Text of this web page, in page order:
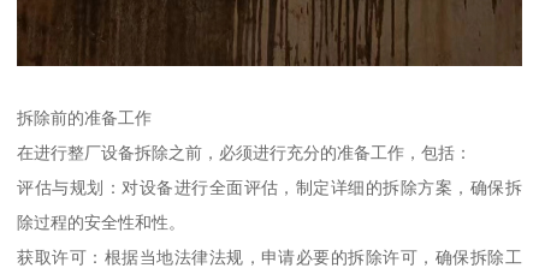
拆除前的准备工作
在进行整厂设备拆除之前，必须进行充分的准备工作，包括：
评估与规划：对设备进行全面评估，制定详细的拆除方案，确保拆
除过程的安全性和性。
获取许可：根据当地法律法规，申请必要的拆除许可，确保拆除工